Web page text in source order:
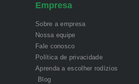
Empresa
Sobre a empresa
Nossa equipe
Fale conosco
Política de privacidade
Aprenda a escolher rodízios
Blog